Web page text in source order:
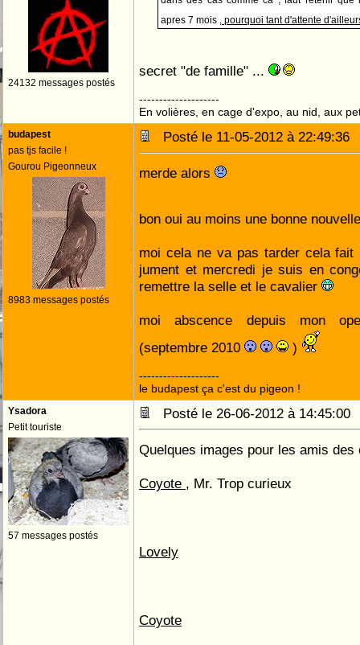
24132 messages postés
apres 7 mois , pourquoi tant d'attente
secret "de famille" ...
--------------------
En volières, en cage d'expo, au nid, aux
budapest
pas tjs facile !
Gourou Pigeonneux
8983 messages postés
Posté le 11-05-2012 à
merde alors
bon oui au moins une bonne
moi cela ne va pas tarder cela
jument et mercredi je suis en
remettre la selle et le cavalier
moi abscence depuis mon
(septembre 2010
)
--------------------
le budapest ça c'est du pigeon !
Ysadora
Petit touriste
57 messages postés
Posté le 26-06-2012 à
Quelques images pour les amis des
Coyote , Mr. Trop curieux
Lovely
Coyote